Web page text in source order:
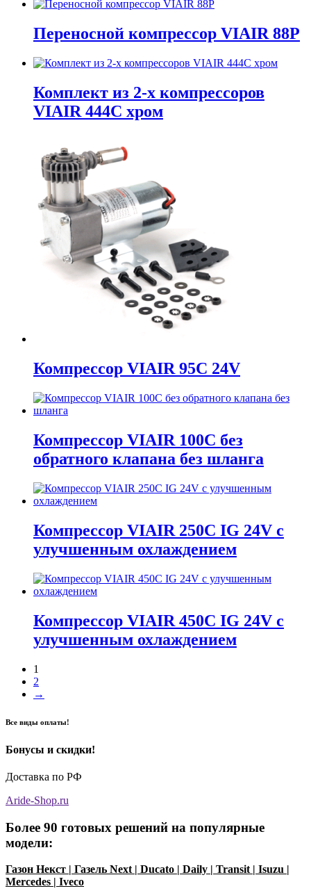
Переносной компрессор VIAIR 88P
Комплект из 2-х компрессоров
VIAIR 444C хром
Компрессор VIAIR 95C 24V
Компрессор VIAIR 100C без
обратного клапана без шланга
Компрессор VIAIR 250C IG 24V с
улучшенным охлаждением
Компрессор VIAIR 450C IG 24V с
улучшенным охлаждением
1
2
→
Все виды оплаты!
Бонусы и скидки!
Доставка по РФ
Aride-Shop.ru
Более 90 готовых решений на популярные
модели:
Газон Некст | Газель Next | Ducato | Daily | Transit | Isuzu |
Mercedes | Iveco